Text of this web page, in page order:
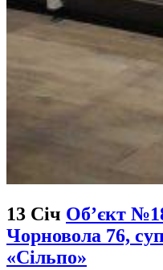
13 Січ Об’єкт
Чорновола 76,
«Сільпо»